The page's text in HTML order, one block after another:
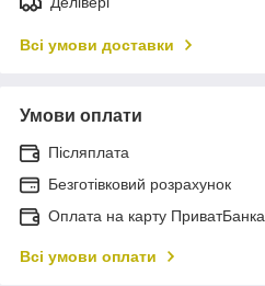
Всі умови доставки
Умови оплати
Післяплата
Безготівковий розрахунок
Оплата на карту ПриватБанка
Всі умови оплати